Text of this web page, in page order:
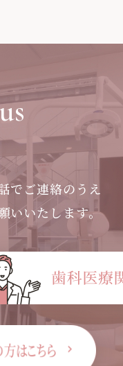
でご連絡のうえ
いいたします。